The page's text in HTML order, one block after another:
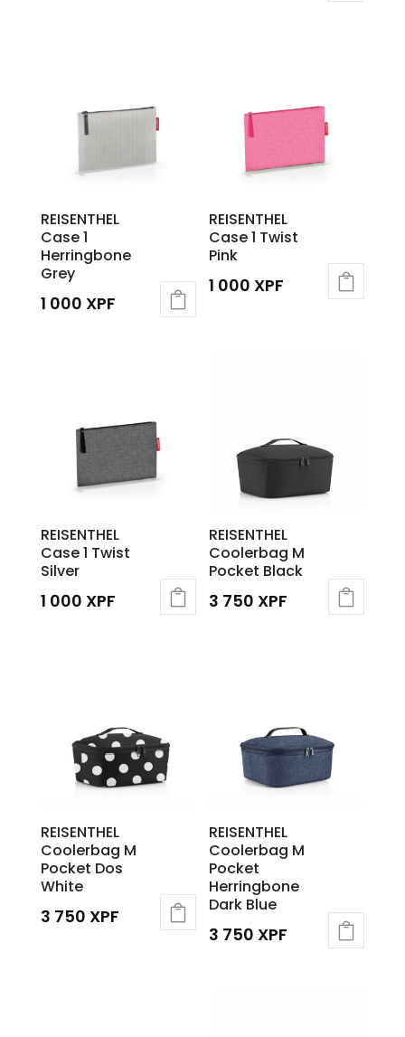
REISENTHEL
Case 1
Herringbone
Grey
1 000 XPF
REISENTHEL
Case 1 Twist
Pink
1 000 XPF
REISENTHEL
Case 1 Twist
Silver
1 000 XPF
REISENTHEL
Coolerbag M
Pocket Black
3 750 XPF
REISENTHEL
Coolerbag M
Pocket Dos
White
3 750 XPF
REISENTHEL
Coolerbag M
Pocket
Herringbone
Dark Blue
3 750 XPF